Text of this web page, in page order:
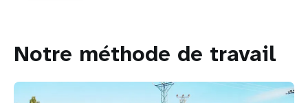
Notre méthode de travail